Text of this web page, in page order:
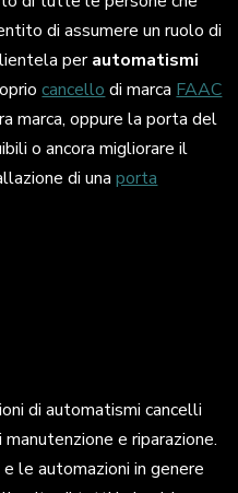
di assumere un ruolo di
perautomatismi
cancello di marca FAAC
marca, oppure la porta del
o ancora migliorare il
di unaporta
di automatismi cancelli
e riparazione.
le automazioni in genere